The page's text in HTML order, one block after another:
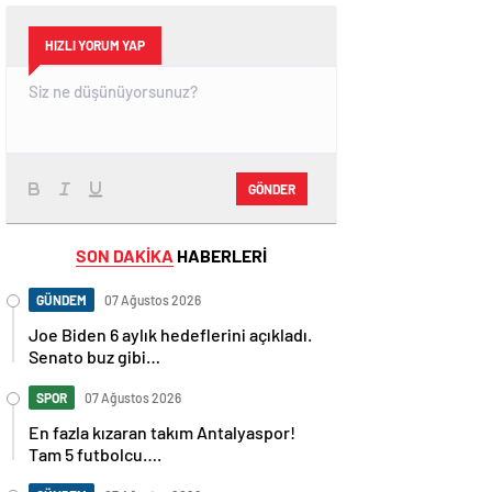
HIZLI YORUM YAP
GÖNDER
SON DAKİKA HABERLERİ
GÜNDEM 07 Ağustos 2026
Joe Biden 6 aylık hedeflerini açıkladı.
Senato buz gibi…
SPOR 07 Ağustos 2026
En fazla kızaran takım Antalyaspor!
Tam 5 futbolcu….